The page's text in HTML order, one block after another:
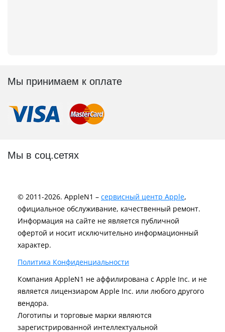
Мы принимаем к оплате
Мы в соц.сетях
© 2011-2026. AppleN1 – сервисный центр Apple,
официальное обслуживание, качественный ремонт.
Информация на сайте не является публичной
офертой и носит исключительно информационный
характер.
Политика Конфиденциальности
Компания AppleN1 не аффилирована c Apple Inc. и не
является лицензиаром Apple Inc. или любого другого
вендора.
Логотипы и торговые марки являются
зарегистрированной интеллектуальной